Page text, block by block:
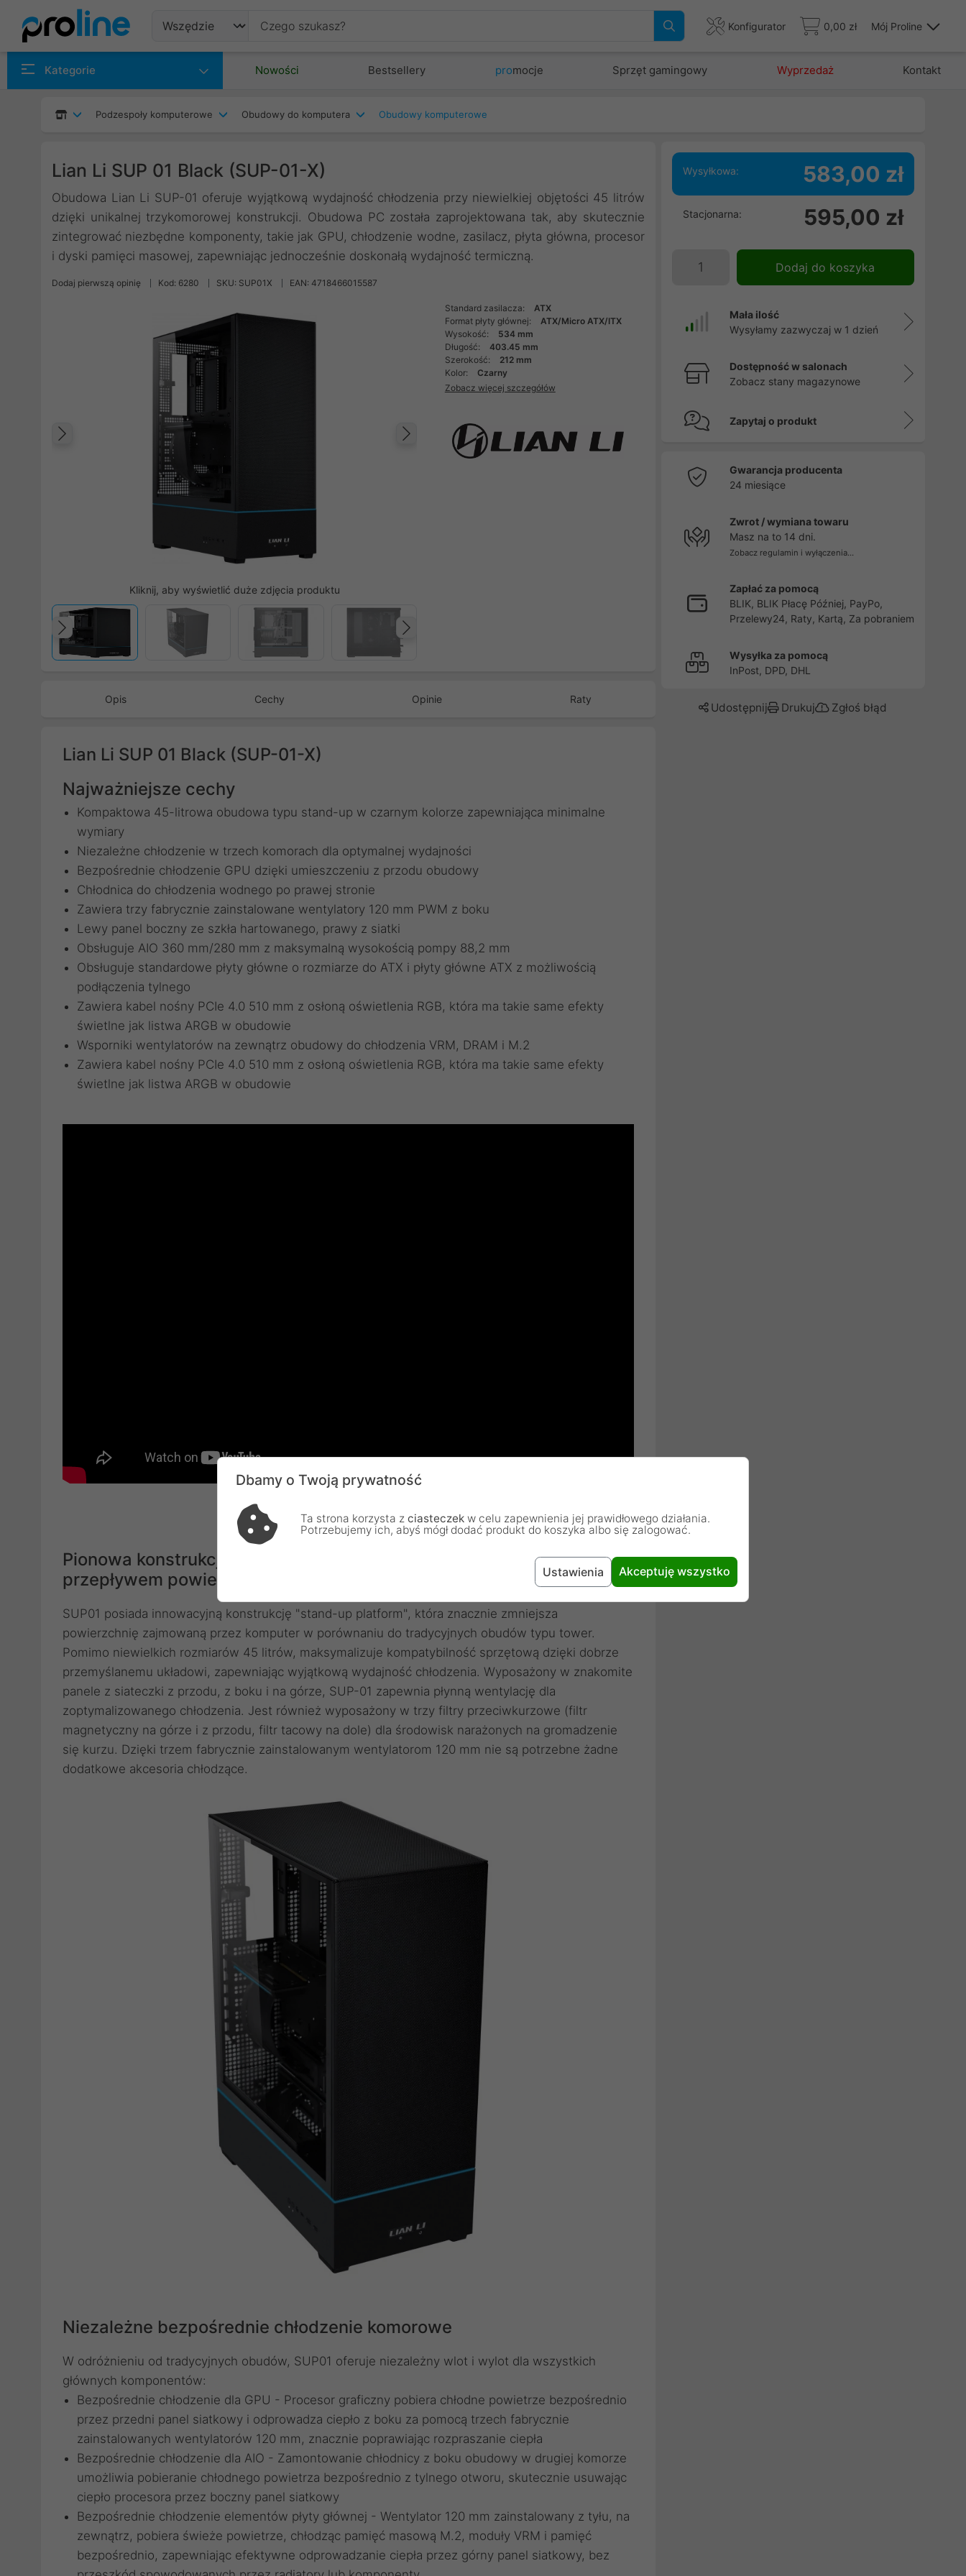
Konfigurator 0,00 zł Mój Proline
Kategorie Nowości Bestsellery promocje Sprzęt gamingowy Wyprzedaż Kontakt
Podzespoły komputerowe Obudowy do komputera Obudowy komputerowe
Lian Li SUP 01 Black (SUP-01-X)
Obudowa Lian Li SUP-01 oferuje wyjątkową wydajność chłodzenia przy niewielkiej objętości 45 litrów
dzięki unikalnej trzykomorowej konstrukcji. Obudowa PC została zaprojektowana tak, aby skutecznie
zintegrować niezbędne komponenty, takie jak GPU, chłodzenie wodne, zasilacz, płyta główna, procesor
i dyski pamięci masowej, zapewniając jednocześnie doskonałą wydajność termiczną.
Dodaj pierwszą opinię Kod: 6280 SKU: SUP01X EAN: 4718466015587
Następny
Poprzedni
Kliknij, aby wyświetlić duże zdjęcia produktu
Poprzedni
Standard zasilacza:
ATX
Format płyty głównej:
ATX/Micro ATX/ITX
Wysokość:
534 mm
Długość:
403.45 mm
Szerokość:
212 mm
Kolor:
Czarny
Zobacz więcej szczegółów
Opis Cechy Opinie Raty
Lian Li SUP 01 Black (SUP-01-X)
Najważniejsze cechy
Kompaktowa 45-litrowa obudowa typu stand-up w czarnym kolorze zapewniająca minimalne
wymiary
Niezależne chłodzenie w trzech komorach dla optymalnej wydajności
Bezpośrednie chłodzenie GPU dzięki umieszczeniu z przodu obudowy
Chłodnica do chłodzenia wodnego po prawej stronie
Zawiera trzy fabrycznie zainstalowane wentylatory 120 mm PWM z boku
Lewy panel boczny ze szkła hartowanego, prawy z siatki
Obsługuje AIO 360 mm/280 mm z maksymalną wysokością pompy 88,2 mm
Obsługuje standardowe płyty główne o rozmiarze do ATX i płyty główne ATX z możliwością
podłączenia tylnego
Zawiera kabel nośny PCIe 4.0 510 mm z osłoną oświetlenia RGB, która ma takie same efekty
świetlne jak listwa ARGB w obudowie
Wsporniki wentylatorów na zewnątrz obudowy do chłodzenia VRM, DRAM i M.2
Zawiera kabel nośny PCIe 4.0 510 mm z osłoną oświetlenia RGB, która ma takie same efekty
świetlne jak listwa ARGB w obudowie
Pionowa konstrukcja z kompaktowym układem i niezrównanym
przepływem powietrza
SUP01 posiada innowacyjną konstrukcję "stand-up platform", która znacznie zmniejsza
powierzchnię zajmowaną przez komputer w porównaniu do tradycyjnych obudów typu tower.
Pomimo niewielkich rozmiarów 45 litrów, maksymalizuje kompatybilność sprzętową dzięki dobrze
przemyślanemu układowi, zapewniając wyjątkową wydajność chłodzenia. Wyposażony w znakomite
panele z siateczki z przodu, z boku i na górze, SUP-01 zapewnia płynną wentylację dla
zoptymalizowanego chłodzenia. Jest również wyposażony w trzy filtry przeciwkurzowe (filtr
magnetyczny na górze i z przodu, filtr tacowy na dole) dla środowisk narażonych na gromadzenie
się kurzu. Dzięki trzem fabrycznie zainstalowanym wentylatorom 120 mm nie są potrzebne żadne
dodatkowe akcesoria chłodzące.
Niezależne bezpośrednie chłodzenie komorowe
W odróżnieniu od tradycyjnych obudów, SUP01 oferuje niezależny wlot i wylot dla wszystkich
głównych komponentów:
Bezpośrednie chłodzenie dla GPU - Procesor graficzny pobiera chłodne powietrze bezpośrednio
przez przedni panel siatkowy i odprowadza ciepło z boku za pomocą trzech fabrycznie
zainstalowanych wentylatorów 120 mm, znacznie poprawiając rozpraszanie ciepła
Bezpośrednie chłodzenie dla AIO - Zamontowanie chłodnicy z boku obudowy w drugiej komorze
umożliwia pobieranie chłodnego powietrza bezpośrednio z tylnego otworu, skutecznie usuwając
ciepło procesora przez boczny panel siatkowy
Bezpośrednie chłodzenie elementów płyty głównej - Wentylator 120 mm zainstalowany z tyłu, na
zewnątrz, pobiera świeże powietrze, chłodząc pamięć masową M.2, moduły VRM i pamięć
bezpośrednio, zapewniając efektywne odprowadzanie ciepła przez górny panel siatkowy, bez
Wysyłkowa: 583,00 zł
Stacjonarna: 595,00 zł
Dodaj do koszyka
Mała ilość
Wysyłamy zazwyczaj w 1 dzień
Dostępność w salonach
Zobacz stany magazynowe
Zapytaj o produkt
Gwarancja producenta
24 miesiące
Zwrot / wymiana towaru
Masz na to 14 dni.
Zobacz regulamin i wyłączenia...
Zapłać za pomocą
BLIK, BLIK Płacę Później, PayPo,
Przelewy24, Raty, Kartą, Za pobraniem
Wysyłka za pomocą
InPost, DPD, DHL
Udostępnij Drukuj Zgłoś błąd
Dbamy o Twoją prywatność
Ta strona korzysta z ciasteczek w celu zapewnienia jej prawidłowego działania.
Potrzebujemy ich, abyś mógł dodać produkt do koszyka albo się zalogować.
Ustawienia Akceptuję wszystko